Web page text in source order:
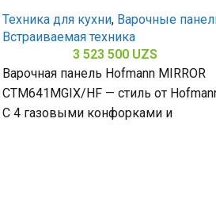
Техника для кухни, Варочные
Встраиваемая техника
3 523 500 UZS
Варочная панель Hofmann MIRROR
CTM641MGIX/HF — стиль от
С 4 газовыми конфорками и